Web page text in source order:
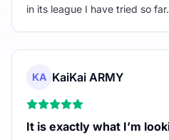
in its league I have tried so far.
KA KaiKai ARMY
It is exactly what I’m